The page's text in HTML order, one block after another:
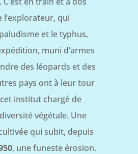
l’explorateur, qui
et le typhus,
muni d’armes
des léopards et des
pays ont à leur tour
institut chargé de
végétale. Une
qui subit, depuis
, une funeste érosion.